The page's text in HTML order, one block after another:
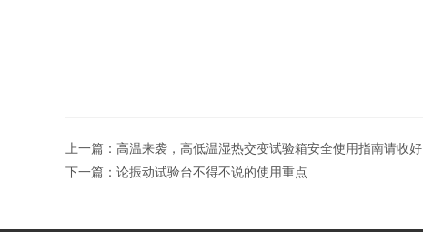
上一篇： 高温来袭，高低温湿热交变试验箱安全使用指南请收好
下一篇： 论振动试验台不得不说的使用重点